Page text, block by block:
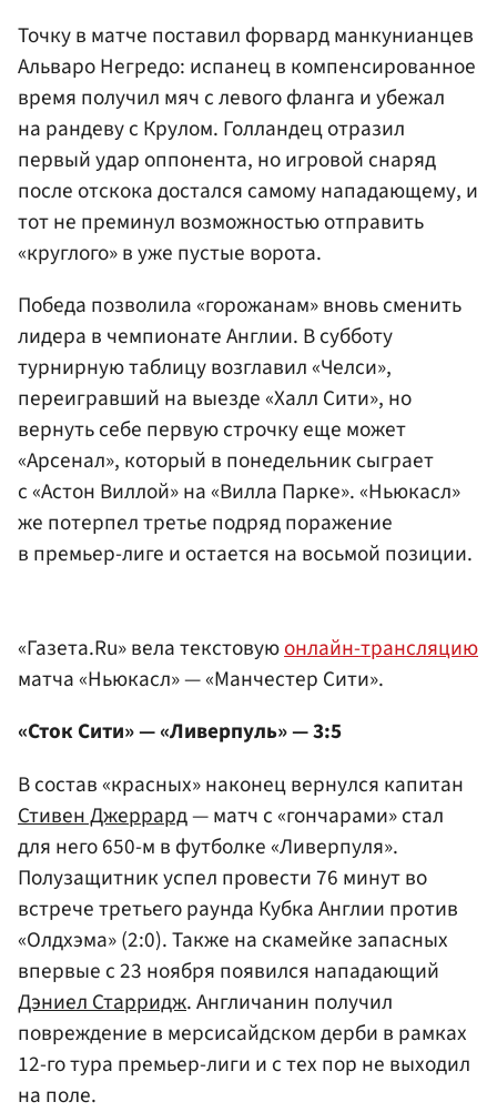
Точку в матче поставил форвард манкунианцев
Альваро Негредо: испанец в компенсированное
время получил мяч с левого фланга и убежал
на рандеву с Крулом. Голландец отразил
первый удар оппонента, но игровой снаряд
после отскока достался самому нападающему, и
тот не преминул возможностью отправить
«круглого» в уже пустые ворота.
Победа позволила «горожанам» вновь сменить
лидера в чемпионате Англии. В субботу
турнирную таблицу возглавил «Челси»,
переигравший на выезде «Халл Сити», но
вернуть себе первую строчку еще может
«Арсенал», который в понедельник сыграет
с «Астон Виллой» на «Вилла Парке». «Ньюкасл»
же потерпел третье подряд поражение
в премьер-лиге и остается на восьмой позиции.
«Газета.Ru» вела текстовуюонлайн-трансляцию
матча «Ньюкасл» — «Манчестер Сити».
«Сток Сити» — «Ливерпуль» — 3:5
В состав «красных» наконец вернулся капитан
Стивен Джеррард— матч с «гончарами» стал
для него 650-м в футболке «Ливерпуля».
Полузащитник успел провести 76 минут во
встрече третьего раунда Кубка Англии против
«Олдхэма» (2:0). Также на скамейке запасных
впервые с 23 ноября появился нападающий
Дэниел Старридж. Англичанин получил
повреждение в мерсисайдском дерби в рамках
12-го тура премьер-лиги и с тех пор не выходил
на поле.